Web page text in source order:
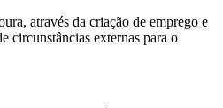
através da criação de emprego e
circunstâncias externas para o